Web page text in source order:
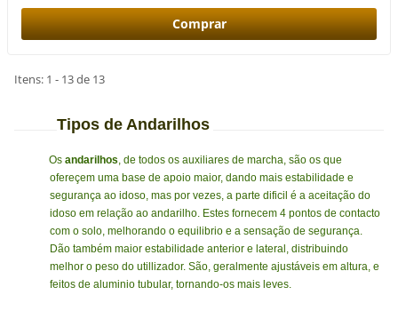
Itens: 1 - 13 de 13
Tipos de Andarilhos
Osandarilhos , de todos os auxiliares de marcha, são os que
ofereçem uma base de apoio maior, dando mais estabilidade e
segurança ao idoso, mas por vezes, a parte dificil é a aceitação do
idoso em relação ao andarilho. Estes fornecem 4 pontos de contacto
com o solo, melhorando o equilibrio e a sensação de segurança.
Dão também maior estabilidade anterior e lateral, distribuindo
melhor o peso do utillizador. São, geralmente ajustáveis em altura, e
feitos de aluminio tubular, tornando-os mais leves.